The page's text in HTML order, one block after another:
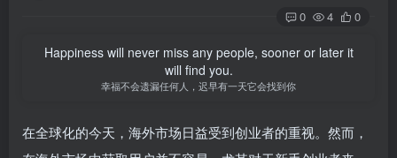
0 4 0
Happiness will never miss any people, sooner or later it
will find you.
幸福不会遗漏任何人，迟早有一天它会找到你
在全球化的今天，海外市场日益受到创业者的重视。然而，